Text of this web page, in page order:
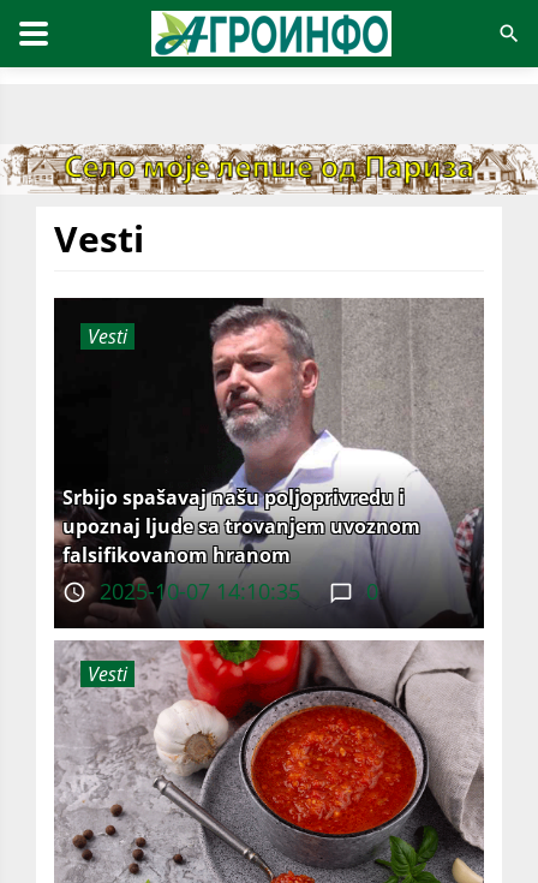
Vesti
Vesti
Srbijo spašavaj našu poljoprivredu i
upoznaj ljude sa trovanjem uvoznom
falsifikovanom hranom
2025-10-07 14:10:35 0
Vesti